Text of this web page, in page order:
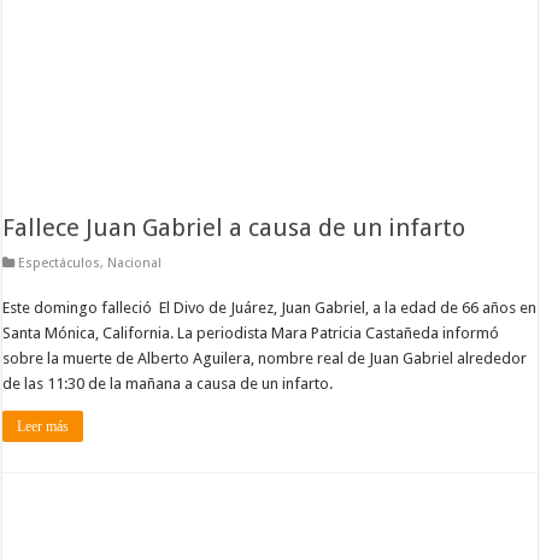
Fallece Juan Gabriel a causa de un infarto
Espectáculos, Nacional
Este domingo falleció El Divo de Juárez, Juan Gabriel, a la edad de 66 años en
Santa Mónica, California. La periodista Mara Patricia Castañeda informó
sobre la muerte de Alberto Aguilera, nombre real de Juan Gabriel alrededor
de las 11:30 de la mañana a causa de un infarto.
Leer más